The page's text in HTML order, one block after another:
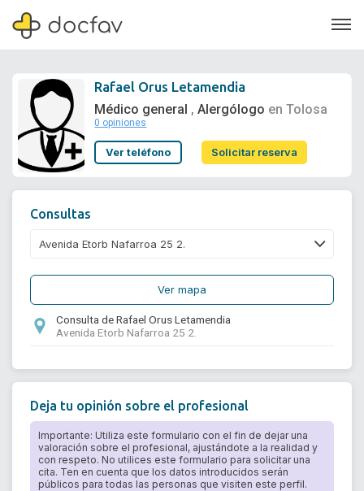
Soporte
Rafael Orus Letamendia
Médico general ,Alergólogo en Tolosa
0 opiniones
Ver teléfono Solicitar reserva
Consultas
Ver mapa
Consulta de Rafael Orus Letamendia
Avenida Etorb Nafarroa 25 2.
Deja tu opinión sobre el profesional
Importante: Utiliza este formulario con el fin de dejar una
valoración sobre el profesional, ajustándote a la realidad y
con respeto. No utilices este formulario para solicitar una
cita. Ten en cuenta que los datos introducidos serán
públicos para todas las personas que visiten este perfil.